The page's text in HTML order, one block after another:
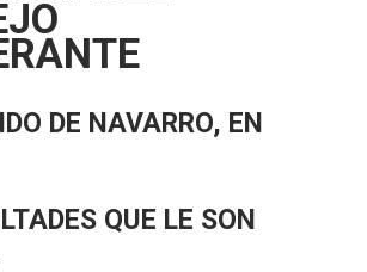
DE NAVARRO, EN
QUE LE SON